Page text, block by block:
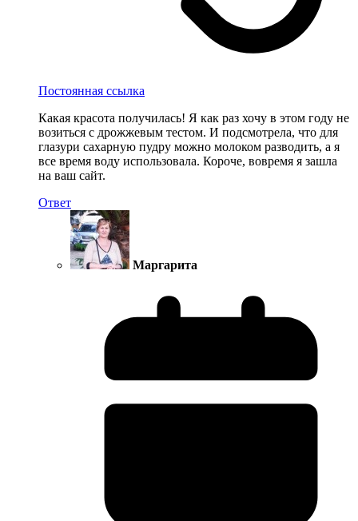
Постоянная ссылка
Какая красота получилась! Я как раз хочу в этом году не
возиться с дрожжевым тестом. И подсмотрела, что для
глазури сахарную пудру можно молоком разводить, а я
все время воду использовала. Короче, вовремя я зашла
на ваш сайт.
Ответ
Маргарита